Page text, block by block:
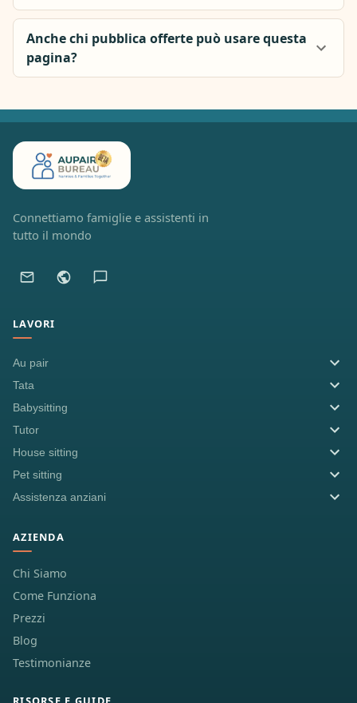
Anche chi pubblica offerte può usare questa
pagina?
Connettiamo famiglie e assistenti in
tutto il mondo
LAVORI
Au pair
Tata
Babysitting
Tutor
House sitting
Pet sitting
Assistenza anziani
AZIENDA
Chi Siamo
Come Funziona
Prezzi
Blog
Testimonianze